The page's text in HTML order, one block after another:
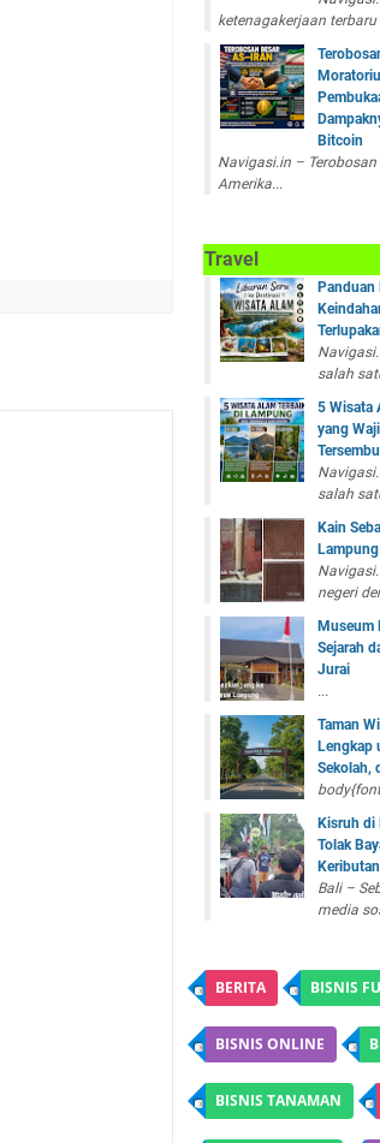
ketenagakerjaan terbaru
Bitcoin
Navigasi.in –
Amerika...
Travel
salah
5 Wisata
yang
salah
Kain
negeri
Museum
Sejarah
Jurai
...
Taman
Lengkap
Sekolah,
Kisruh di
Tolak
Keributan
Bali –
media
BERITA BISNIS
BISNIS ONLINE
BISNIS TANAMAN